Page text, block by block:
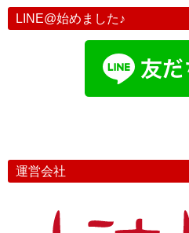
LINE@始めました♪
運営会社